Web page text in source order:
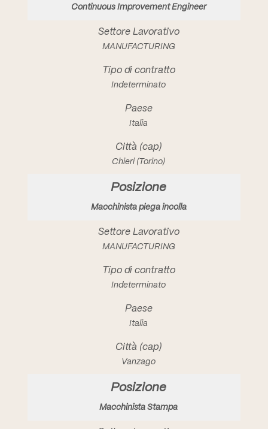
Continuous Improvement Engineer
MANUFACTURING
Indeterminato
Italia
Chieri (Torino)
Macchinista piega incolla
MANUFACTURING
Indeterminato
Italia
Vanzago
Macchinista Stampa